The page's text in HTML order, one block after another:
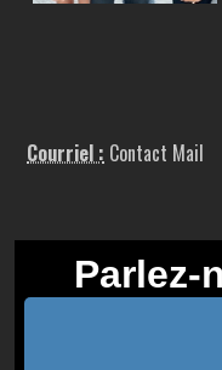
Courriel : Contact Mail